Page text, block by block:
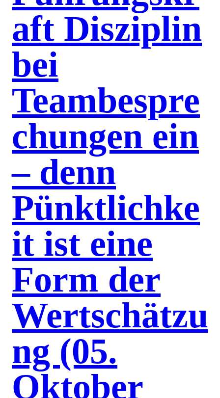
aft Disziplin
bei
Teambespre
chungen ein
– denn
Pünktlichke
it ist eine
Form der
Wertschätzu
ng (05.
Oktober